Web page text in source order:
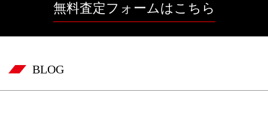
無料査定フォームはこちら
BLOG